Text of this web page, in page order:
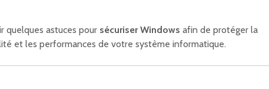
quelques astuces pour sécuriser Windows afin de protéger la
et les performances de votre système informatique.